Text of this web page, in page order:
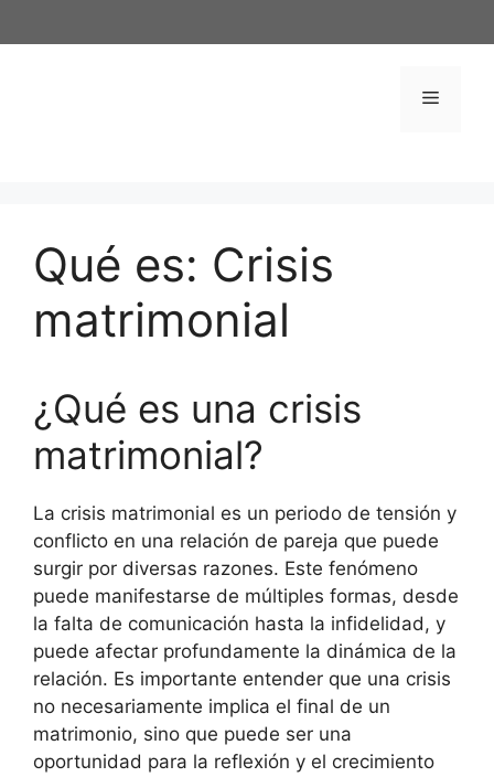
al
Menú
Qué es: Crisis
matrimonial
¿Qué es una crisis
matrimonial?
La crisis matrimonial es un periodo de tensión y
conflicto en una relación de pareja que puede
surgir por diversas razones. Este fenómeno
puede manifestarse de múltiples formas, desde
la falta de comunicación hasta la infidelidad, y
puede afectar profundamente la dinámica de la
relación. Es importante entender que una crisis
no necesariamente implica el final de un
matrimonio, sino que puede ser una
oportunidad para la reflexión y el crecimiento